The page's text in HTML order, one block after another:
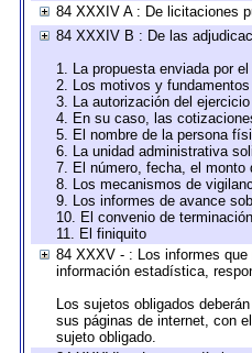
84 XXXIV A : De licitaciones
84 XXXIV B : De las
1. La propuesta enviada por
2. Los motivos y
3. La autorización del
4. En su caso, las
5. El nombre de la persona
6. La unidad administrativa
7. El número, fecha, el monto
8. Los mecanismos de
9. Los informes de avance
10. El convenio de
11. El finiquito
84 XXXV - : Los informes
información estadística,
Los sujetos obligados
sus páginas de internet, con
sujeto obligado.